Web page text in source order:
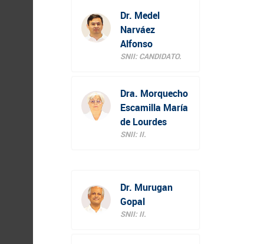
Dr. Medel
Narváez
Alfonso
SNII: CANDIDATO.
Dra. Morquecho
Escamilla María
de Lourdes
SNII: II.
Dr. Murugan
Gopal
SNII: II.